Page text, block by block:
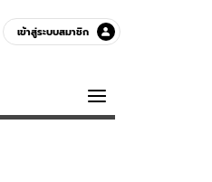
เข้าสู่ระบบสมาชิก